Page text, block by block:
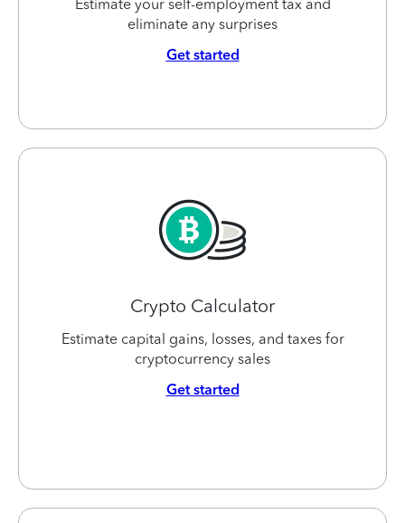
Estimate your self-employment tax and
eliminate any surprises
Get started
Crypto Calculator
Estimate capital gains, losses, and taxes for
cryptocurrency sales
Get started